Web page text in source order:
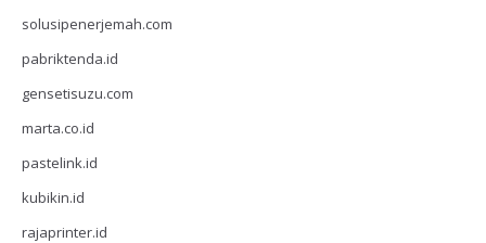
solusipenerjemah.com
pabriktenda.id
gensetisuzu.com
marta.co.id
pastelink.id
kubikin.id
rajaprinter.id